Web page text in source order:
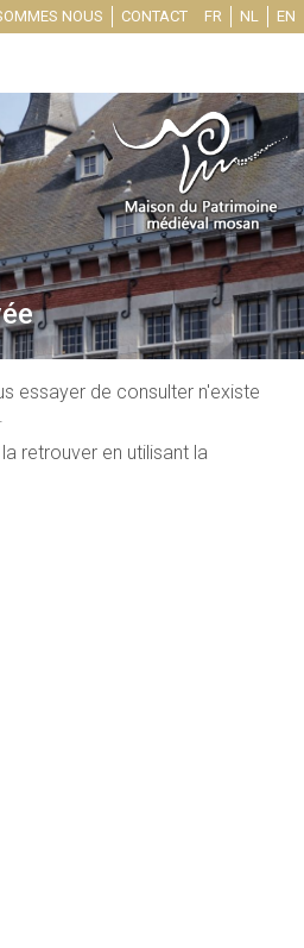
FR NL EN
NOUS CONTACT
essayer de consulter n'existe
retrouver en utilisant la